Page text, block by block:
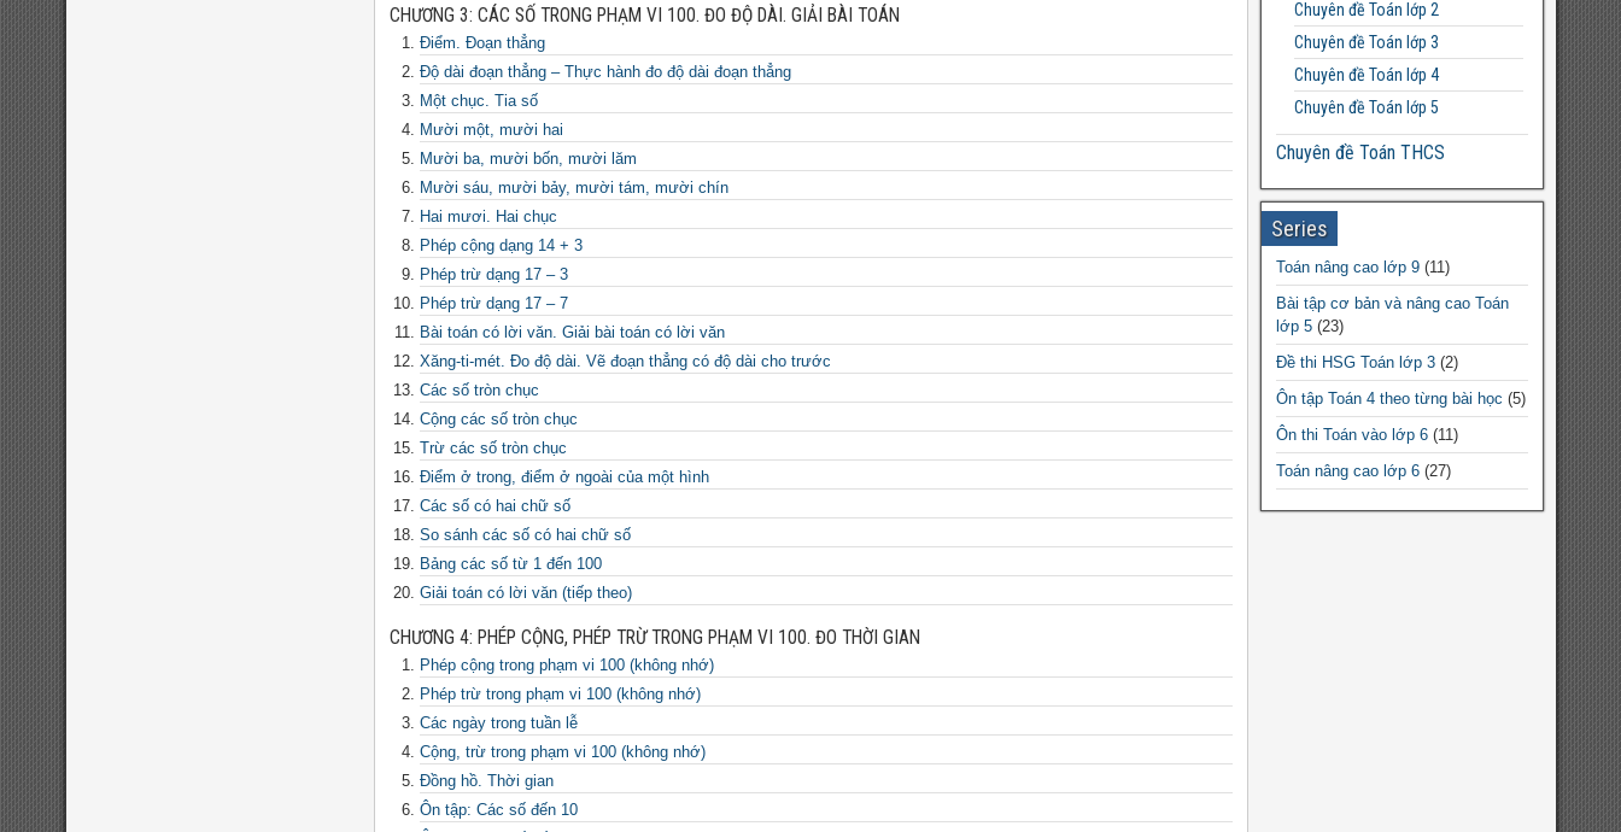
CHƯƠNG 3: CÁC SỐ TRONG PHẠM VI 100. ĐO ĐỘ DÀI. GIẢI BÀI TOÁN
Điểm. Đoạn thẳng
Độ dài đoạn thẳng – Thực hành đo độ dài đoạn thẳng
Một chục. Tia số
Mười một, mười hai
Mười ba, mười bốn, mười lăm
Mười sáu, mười bảy, mười tám, mười chín
Hai mươi. Hai chục
Phép cộng dạng 14 + 3
Phép trừ dạng 17 – 3
Phép trừ dạng 17 – 7
Bài toán có lời văn. Giải bài toán có lời văn
Xăng-ti-mét. Đo độ dài. Vẽ đoạn thẳng có độ dài cho trước
Các số tròn chục
Cộng các số tròn chục
Trừ các số tròn chục
Điểm ở trong, điểm ở ngoài của một hình
Các số có hai chữ số
So sánh các số có hai chữ số
Bảng các số từ 1 đến 100
Giải toán có lời văn (tiếp theo)
CHƯƠNG 4: PHÉP CỘNG, PHÉP TRỪ TRONG PHẠM VI 100. ĐO THỜI GIAN
Phép cộng trong phạm vi 100 (không nhớ)
Phép trừ trong phạm vi 100 (không nhớ)
Các ngày trong tuần lễ
Cộng, trừ trong phạm vi 100 (không nhớ)
Đồng hồ. Thời gian
Ôn tập: Các số đến 10
Đề thi Toán lớp 12
Chuyên đề Toán lớp 2
Chuyên đề Toán lớp 3
Chuyên đề Toán lớp 4
Chuyên đề Toán lớp 5
Chuyên đề Toán THCS
Bất đẳng thức THCS
Chuyên đề Toán lớp 6
Chuyên đề Toán lớp 7
Chuyên đề Toán lớp 8
Chuyên đề Toán lớp 9
Chuyên đề Toán THPT
Chuyên đề Toán lớp 10
Chuyên đề Toán lớp 11
Chuyên đề Toán lớp 12
Series
Toán nâng cao lớp 9(11)
Bài tập cơ bản và nâng cao Toán
lớp 5(23)
Đề thi HSG Toán lớp 3(2)
Ôn tập Toán 4 theo từng bài học (5)
Ôn thi Toán vào lớp 6(11)
Toán nâng cao lớp 6(27)
Đề thi HSG Toán 12(10)